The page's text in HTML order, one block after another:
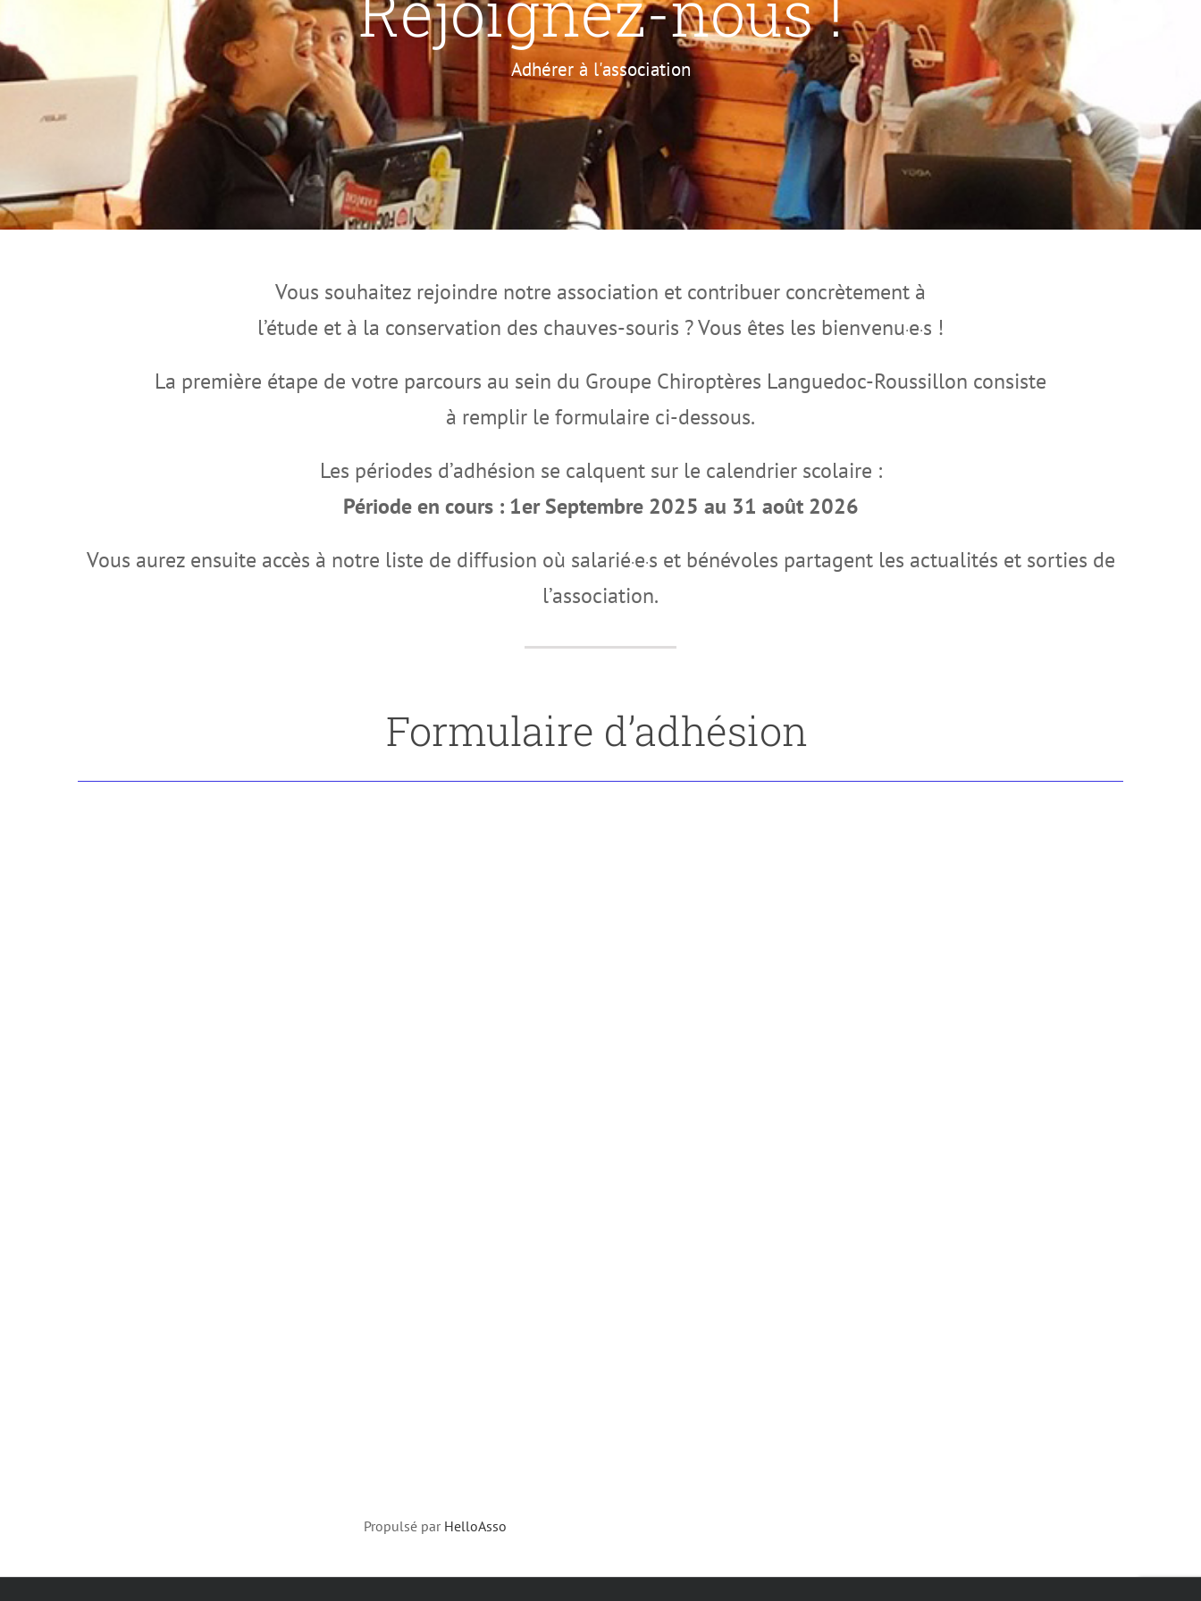
Adhérer à l'association
Vous souhaitez rejoindre notre association et contribuer concrètement à
l’étude et à la conservation des chauves-souris ?Vous êtes les bienvenu·e·s !
La première étape de votre parcours au sein du Groupe Chiroptères Languedoc-Roussillon consiste
à remplir le formulaire ci-dessous.
Les périodes d’adhésion se calquent sur le calendrier scolaire :
Période en cours : 1er Septembre 2025 au 31 août 2026
Vous aurez ensuite accès à notre liste de diffusion où salarié·e·s et bénévoles partagent les actualités et sorties de
l’association.
Formulaire d’adhésion
Propulsé par HelloAsso